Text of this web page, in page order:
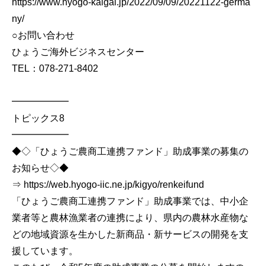
https://www.hyogo-kaigai.jp/2022/09/09/20221122-germa
ny/
○お問い合わせ
ひょうご海外ビジネスセンター
TEL：078-271-8402
━━━━━━
トピックス8
━━━━━━
◆◇「ひょうご農商工連携ファンド」助成事業の募集の
お知らせ◇◆
⇒ https://web.hyogo-iic.ne.jp/kigyo/renkeifund
「ひょうご農商工連携ファンド」助成事業では、中小企
業者等と農林漁業者の連携により、県内の農林水産物な
どの地域資源を生かした新商品・新サービスの開発を支
援しています。